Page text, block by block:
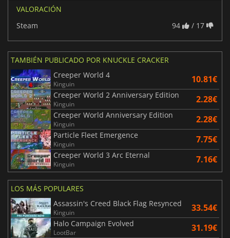
VALORACIÓN
Steam
94 / 17
TAMBIÉN PUBLICADO POR KNUCKLE CRACKER
Creeper World 4
Kinguin 10.81€
Creeper World 2 Anniversary Edition
Kinguin 2.28€
Creeper World Anniversary Edition
Kinguin 2.28€
Particle Fleet Emergence
Kinguin 7.75€
Creeper World 3 Arc Eternal
Kinguin 7.16€
LOS MÁS POPULARES
Assassin's Creed Black Flag Resynced
Kinguin 33.54€
Halo Campaign Evolved
LootBar 31.19€